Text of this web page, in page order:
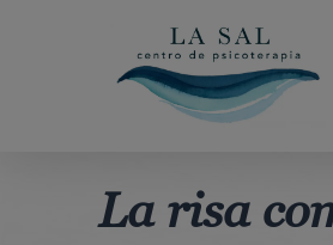
La risa